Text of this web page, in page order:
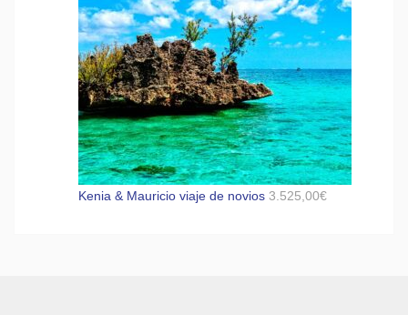
Kenia & Mauricio viaje de novios 3.525,00€